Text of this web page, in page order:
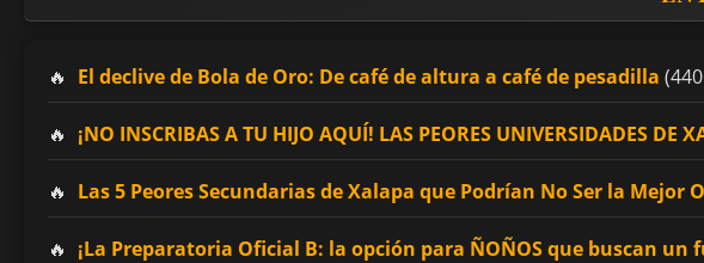
El declive de Bola de Oro: De café de altura a café de pesadilla
¡NO INSCRIBAS A TU HIJO AQUÍ! LAS PEORES UNIVERSIDADES DE
Las 5 Peores Secundarias de Xalapa que Podrían No Ser la Mejor
¡La Preparatoria Oficial B: la opción para ÑOÑOS que buscan un